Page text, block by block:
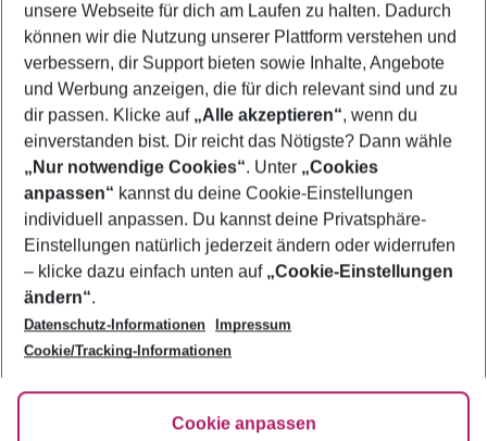
Mehr Filter anzeigen
Footer
Footer navigation
Über uns
AGB
Bestpreisgarantie
Cookie-Einstellungen ändern
Cookie-Richtlinie
Agenturbetreuung
Barrierefreies Reisen
FAQ
HanseMerkur Reiseversicherung
Folge uns
unsere Webseite für dich am Laufen zu halten. Dadurch
können wir die Nutzung unserer Plattform verstehen und
verbessern, dir Support bieten sowie Inhalte, Angebote
und Werbung anzeigen, die für dich relevant sind und zu
dir passen. Klicke auf „Alle akzeptieren“, wenn du
einverstanden bist. Dir reicht das Nötigste? Dann wähle
„Nur notwendige Cookies“. Unter „Cookies
anpassen“ kannst du deine Cookie-Einstellungen
individuell anpassen. Du kannst deine Privatsphäre-
Einstellungen natürlich jederzeit ändern oder widerrufen
– klicke dazu einfach unten auf „Cookie-Einstellungen
ändern“.
Datenschutz-Informationen
Impressum
Cookie/Tracking-Informationen
Cookie anpassen